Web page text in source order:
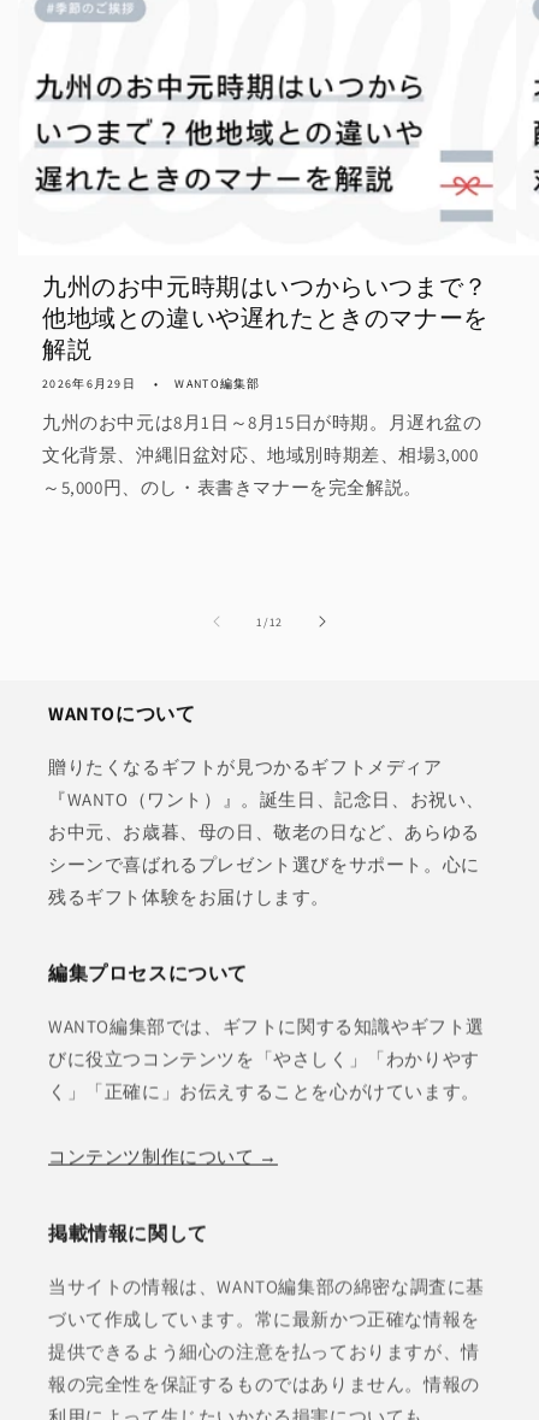
九州のお中元時期はいつからいつまで？
他地域との違いや遅れたときのマナーを
解説
2026年6月29日 WANTO編集部
九州のお中元は8月1日～8月15日が時期。月遅れ盆の
文化背景、沖縄旧盆対応、地域別時期差、相場3,000
～5,000円、のし・表書きマナーを完全解説。
1/の
12
WANTOについて
贈りたくなるギフトが見つかるギフトメディア
『WANTO（ワント）』。誕生日、記念日、お祝い、
お中元、お歳暮、母の日、敬老の日など、あらゆる
シーンで喜ばれるプレゼント選びをサポート。心に
残るギフト体験をお届けします。
編集プロセスについて
WANTO編集部では、ギフトに関する知識やギフト選
びに役立つコンテンツを「やさしく」「わかりやす
く」「正確に」お伝えすることを心がけています。
コンテンツ制作について →
掲載情報に関して
当サイトの情報は、WANTO編集部の綿密な調査に基
づいて作成しています。常に最新かつ正確な情報を
提供できるよう細心の注意を払っておりますが、情
報の完全性を保証するものではありません。情報の
利用によって生じたいかなる損害についても、